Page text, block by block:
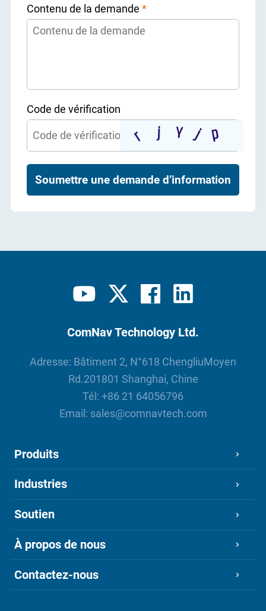
Contenu de la demande *
Code de vérification
Soumettre une demande d’information
ComNav Technology Ltd.
Adresse: Bâtiment 2, N°618 ChengliuMoyen
Rd.201801 Shanghai, Chine
Tél: +86 21 64056796
Email: sales@comnavtech.com
Produits
Industries
Soutien
À propos de nous
Contactez-nous